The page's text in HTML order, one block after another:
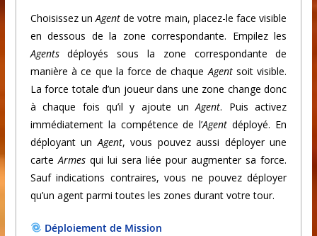
Choisissez unAgent de votre main, placez-le face visible
en dessous de la zone correspondante. Empilez les
Agentsdéployés sous la zone correspondante de
manière à ce que la force de chaque Agentsoit visible.
La force totale d’un joueur dans une zone change donc
à chaque fois qu’il y ajoute unAgent. Puis activez
immédiatement la compétence de l’Agent déployé. En
déployant un Agent, vous pouvez aussi déployer une
carte Armes qui lui sera liée pour augmenter sa force.
Sauf indications contraires, vous ne pouvez déployer
qu’un agent parmi toutes les zones durant votre tour.
Déploiement de Mission